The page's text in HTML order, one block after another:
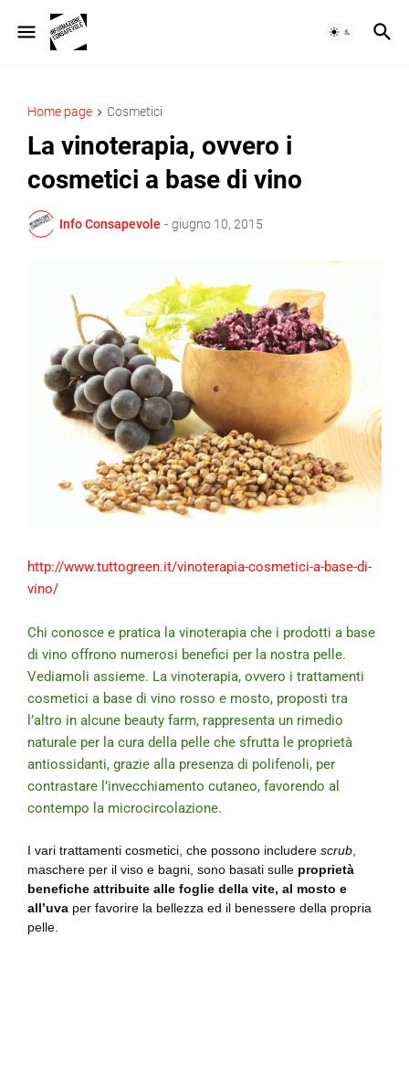
Home page Cosmetici
La vinoterapia, ovvero i
cosmetici a base di vino
Info Consapevole - giugno 10, 2015
http://www.tuttogreen.it/vinoterapia-cosmetici-a-base-di-
vino/
Chi conosce e pratica la vinoterapia che i prodotti a base
di vino offrono numerosi benefici per la nostra pelle.
Vediamoli assieme. La vinoterapia, ovvero i trattamenti
cosmetici a base di vino rosso e mosto, proposti tra
l’altro in alcune beauty farm, rappresenta un rimedio
naturale per la cura della pelle che sfrutta le proprietà
antiossidanti, grazie alla presenza di polifenoli, per
contrastare l’invecchiamento cutaneo, favorendo al
contempo la microcircolazione.
I vari trattamenti cosmetici, che possono includere scrub
maschere per il viso e bagni, sono basati sulle proprietà
benefiche attribuite alle foglie della vite, al mosto e
all’uva per favorire la bellezza ed il benessere della propria
pelle.